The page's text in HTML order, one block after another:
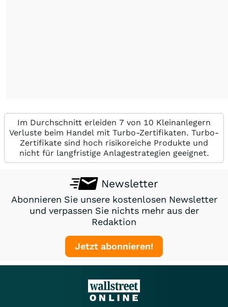
Im Durchschnitt erleiden 7 von 10 Kleinanlegern
Verluste beim Handel mit Turbo-Zertifikaten. Turbo-
Zertifikate sind hoch risikoreiche Produkte und
nicht für langfristige Anlagestrategien geeignet.
Newsletter
Abonnieren Sie unsere kostenlosen Newsletter
und verpassen Sie nichts mehr aus der
Redaktion
Jetzt abonnieren!